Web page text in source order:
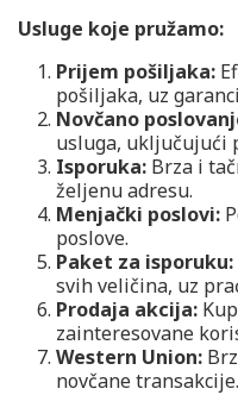
Usluge koje pružamo:
Prijem pošiljaka:
pošiljaka, uz
Novčano
usluga, uključujući
Isporuka: Brza i
željenu adresu.
Menjački poslovi:
poslove.
Paket za isporuku:
svih veličina, uz
Prodaja akcija:
zainteresovane
Western Union:
novčane transakcije.